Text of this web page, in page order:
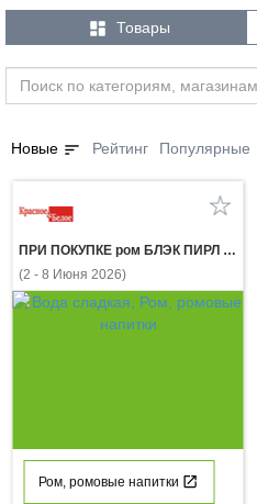
 Товары
Новые sort Рейтинг Популярные
ПРИ ПОКУПКЕ ром БЛЭК ПИРЛ УАЙТ 0.7л газ. напиток ДОБРЫЙ КОЛА 1 л за 1 рубль
(2 - 8 Июня 2026)
Ром, ромовые напитки